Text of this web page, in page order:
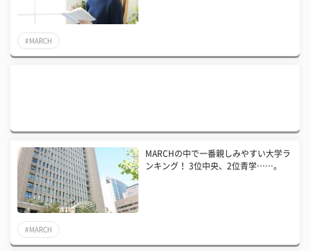
#MARCH
MARCHの中で一番親しみやすい大学ラ
ンキング！ 3位中央、2位青学……。
#MARCH